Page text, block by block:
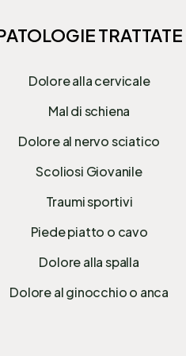
TRATTATE
Dolore alla cervicale
Mal di schiena
Dolore al nervo sciatico
Scoliosi Giovanile
Traumi sportivi
Piede piatto o cavo
Dolore alla spalla
Dolore al ginocchio o anca